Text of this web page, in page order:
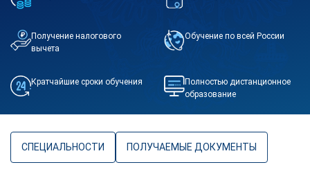
Получение налогового
вычета
Обучение по всей России
Кратчайшие сроки обучения
Полностью дистанционное
образование
СПЕЦИАЛЬНОСТИ ПОЛУЧАЕМЫЕ ДОКУМЕНТЫ